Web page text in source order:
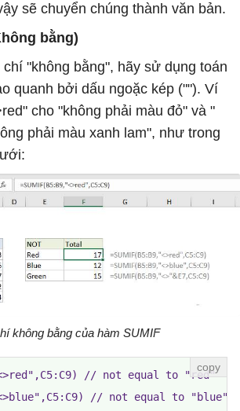
sẽ chuyển chúng thành văn bản.
bằng)
"không bằng", hãy sử dụng toán
quanh bởi dấu ngoặc kép (""). Ví
cho "không phải màu đỏ" và "
phải màu xanh lam", như trong
không bằng của hàm SUMIF
// not equal to "red"
// not equal to "blue"